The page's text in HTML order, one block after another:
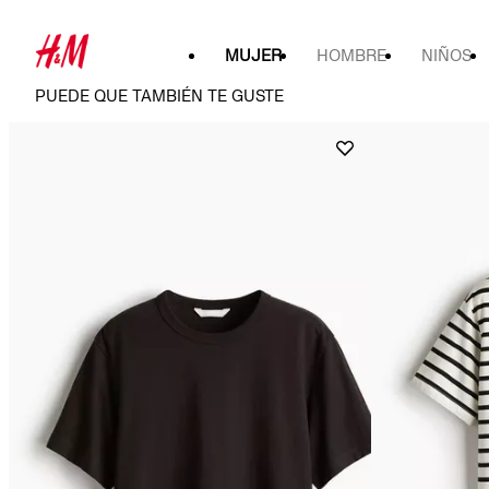
MUJER HOMBRE NIÑOS
PUEDE QUE TAMBIÉN TE GUSTE